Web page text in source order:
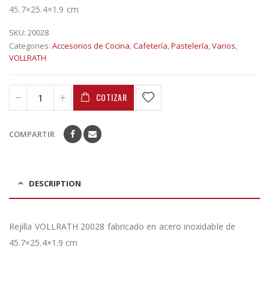
45.7×25.4×1.9 cm
SKU: 20028
Categories: Accesorios de Cocina,Cafetería,Pastelería,Varios,
VOLLRATH
COTIZAR
COMPARTIR
DESCRIPTION
Rejilla VOLLRATH 20028 fabricado en acero inoxidable de
45.7×25.4×1.9 cm